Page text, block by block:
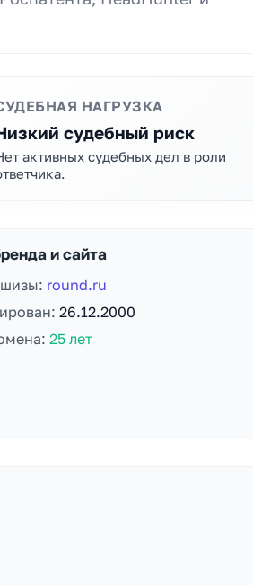
НАГРУЗКА
судебный риск
активных судебных дел в роли
и сайта
round.ru
26.12.2000
25 лет